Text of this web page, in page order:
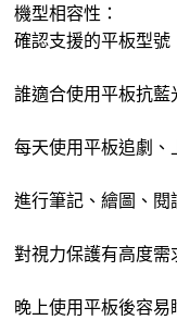
機型相容性：
確認支援的平板型號
誰適合使用平板抗藍
每天使用平板追劇
進行筆記、繪圖、
對視力保護有高度
晚上使用平板後容易